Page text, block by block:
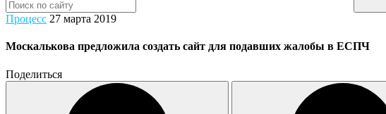
Процесс 27 марта 2019
Москалькова предложила создать сайт для подавших жалобы в ЕСПЧ
Поделиться